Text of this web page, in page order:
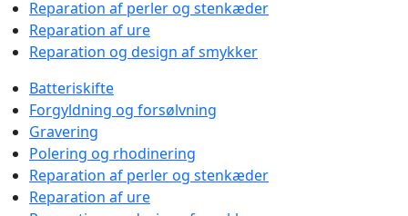
Reparation af perler og stenkæder
Reparation af ure
Reparation og design af smykker
Batteriskifte
Forgyldning og forsølvning
Gravering
Polering og rhodinering
Reparation af perler og stenkæder
Reparation af ure